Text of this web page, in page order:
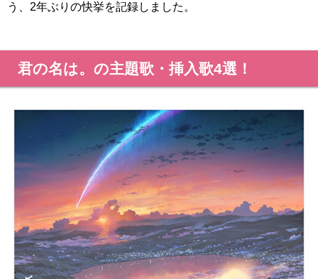
う、2年ぶりの快挙を記録しました。
君の名は。の主題歌・挿入歌4選！